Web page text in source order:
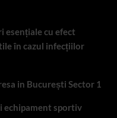
esențiale cu efect
în cazul infecțiilor
in București Sector 1
echipament sportiv